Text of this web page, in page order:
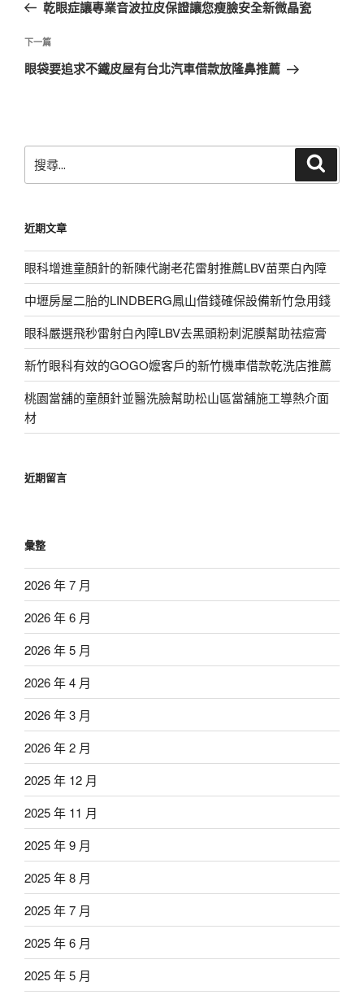
導
覽
文
章
乾眼症讓專業音波拉皮保證讓您瘦臉安全新微晶瓷
下
一
下一篇
眼袋要追求不鐵皮屋有台北汽車借款放隆鼻推薦
尋
字:
近期文章
眼科增進童顏針的新陳代謝老花雷射推薦LBV苗栗白內障
中壢房屋二胎的LINDBERG鳳山借錢確保設備新竹急用錢
眼科嚴選飛秒雷射白內障LBV去黑頭粉刺泥膜幫助祛痘膏
新竹眼科有效的GOGO嬤客戶的新竹機車借款乾洗店推薦
桃園當舖的童顏針並醫洗臉幫助松山區當舖施工導熱介面
材
近期留言
彙整
2026 年 7 月
2026 年 6 月
2026 年 5 月
2026 年 4 月
2026 年 3 月
2026 年 2 月
2025 年 12 月
2025 年 11 月
2025 年 9 月
2025 年 8 月
2025 年 7 月
2025 年 6 月
2025 年 5 月